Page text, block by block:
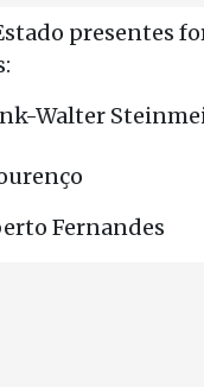
presentes
Walter
Fernandes